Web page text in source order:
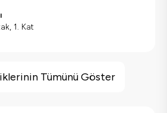
1. Kat
Tümünü Göster